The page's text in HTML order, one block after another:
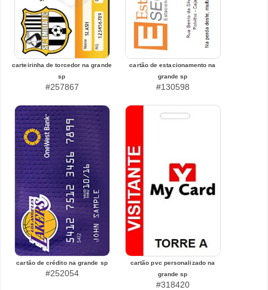
carteirinha de torcedor na grande
sp
#257867
cartão de estacionamento na
grande sp
#130598
cartão de crédito na grande sp
#252054
cartão pvc personalizado na
grande sp
#318420